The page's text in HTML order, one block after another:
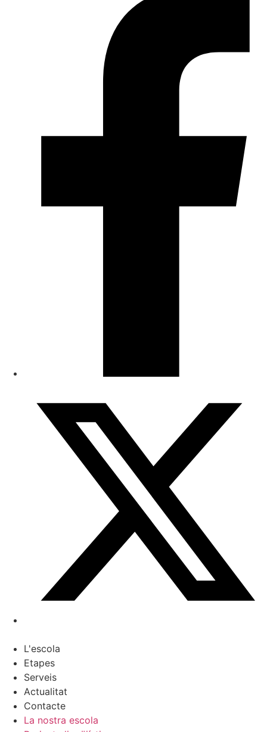
L'escola
Etapes
Serveis
Actualitat
Contacte
La nostra escola